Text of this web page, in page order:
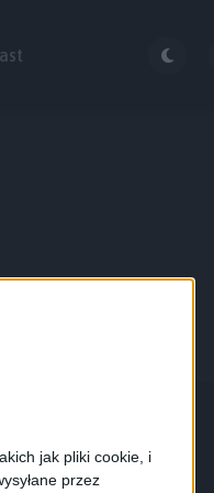
jak pliki cookie, i
przez